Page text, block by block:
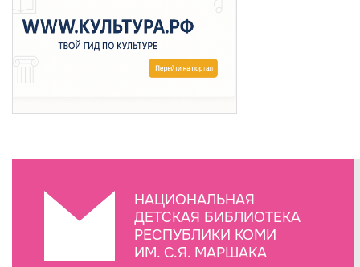
НАЦИОНАЛЬНАЯ
ДЕТСКАЯ БИБЛИОТЕКА
РЕСПУБЛИКИ КОМИ
ИМ. С.Я. МАРШАКА